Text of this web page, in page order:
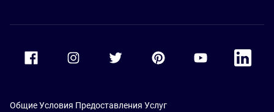
Accor Facebook Accor TwitterAccor PinterestAccor Youtube
Accor
Общие Условия Предоставления Услуг